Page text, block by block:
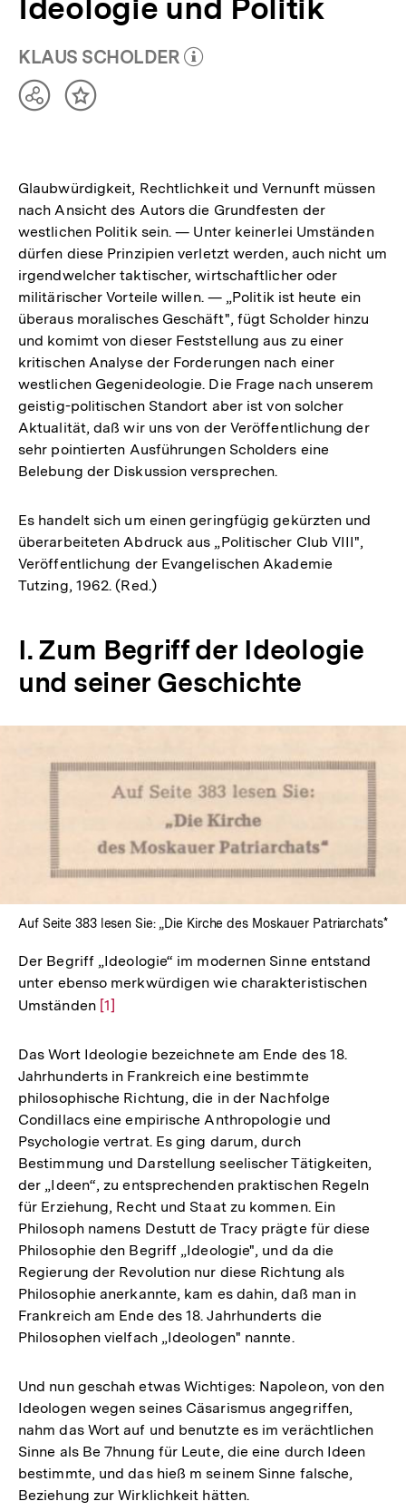
Ideologie und Politik
KLAUS SCHOLDER
(Mehr zum Autor)
TeilenInhalt
Glaubwürdigkeit, Rechtlichkeit und Vernunft müssen
nach Ansicht des Autors die Grundfesten der
westlichen Politik sein. — Unter keinerlei Umständen
dürfen diese Prinzipien verletzt werden, auch nicht um
irgendwelcher taktischer, wirtschaftlicher oder
militärischer Vorteile willen. — „Politik ist heute ein
überaus moralisches Geschäft", fügt Scholder hinzu
und komimt von dieser Feststellung aus zu einer
kritischen Analyse der Forderungen nach einer
westlichen Gegenideologie. Die Frage nach unserem
geistig-politischen Standort aber ist von solcher
Aktualität, daß wir uns von der Veröffentlichung der
sehr pointierten Ausführungen Scholders eine
Belebung der Diskussion versprechen.
Es handelt sich um einen geringfügig gekürzten und
überarbeiteten Abdruck aus „Politischer Club VIII",
Veröffentlichung der Evangelischen Akademie
Tutzing, 1962. (Red.)
I. Zum Begriff der Ideologie
und seiner Geschichte
In
Lightbox
öffnen
Auf Seite 383 lesen Sie: „Die Kirche des Moskauer Patriarchats*
Der Begriff „Ideologie“ im modernen Sinne entstand
unter ebenso merkwürdigen wie charakteristischen
Umständen Zur
der
Fußnote
[1]
Das Wort Ideologie bezeichnete am Ende des 18.
Jahrhunderts in Frankreich eine bestimmte
philosophische Richtung, die in der Nachfolge
Condillacs eine empirische Anthropologie und
Psychologie vertrat. Es ging darum, durch
Bestimmung und Darstellung seelischer Tätigkeiten,
der „Ideen“, zu entsprechenden praktischen Regeln
für Erziehung, Recht und Staat zu kommen. Ein
Philosoph namens Destutt de Tracy prägte für diese
Philosophie den Begriff „Ideologie", und da die
Regierung der Revolution nur diese Richtung als
Philosophie anerkannte, kam es dahin, daß man in
Frankreich am Ende des 18. Jahrhunderts die
Philosophen vielfach „Ideologen" nannte.
Und nun geschah etwas Wichtiges: Napoleon, von den
Ideologen wegen seines Cäsarismus angegriffen,
nahm das Wort auf und benutzte es im verächtlichen
Sinne als Be 7hnung für Leute, die eine durch Ideen
bestimmte, und das hieß m seinem Sinne falsche,
Beziehung zur Wirklichkeit hätten.